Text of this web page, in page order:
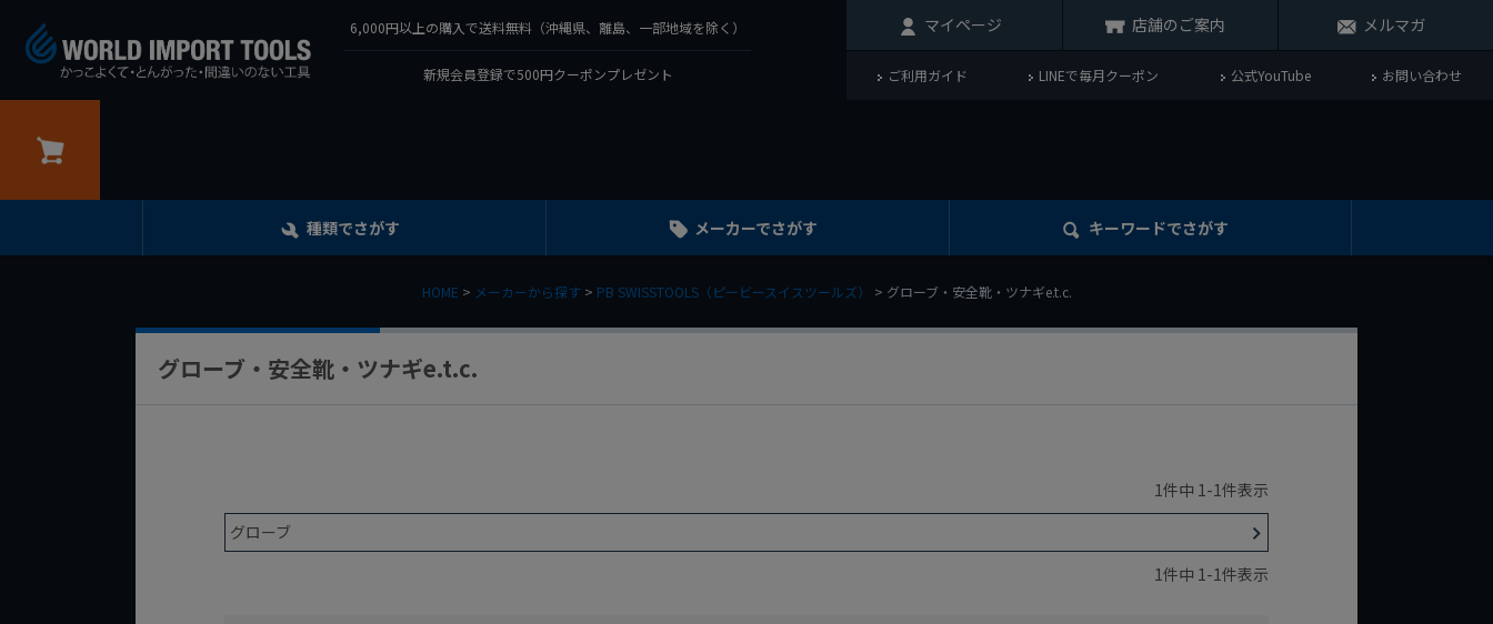
6,000円以上の購入で送料無料（沖縄県、離島、一部地域を除く）
新規会員登録で500円クーポンプレゼント
マイページ 店舗のご案内 メルマガ
ご利用ガイド LINEで毎月クーポン 公式YouTube お問い合わせ
種類でさがす メーカーでさがす キーワードでさがす
HOME メーカーから探す PB SWISSTOOLS（ピービースイスツールズ） グローブ・安全靴・ツナギe.t.c.
グローブ・安全靴・ツナギe.t.c.
1件中 1-1件表示
グローブ
1件中 1-1件表示